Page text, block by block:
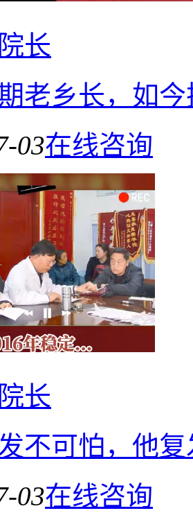
长
老乡长，如
03在线咨询
长
不可怕，他
03在线咨询